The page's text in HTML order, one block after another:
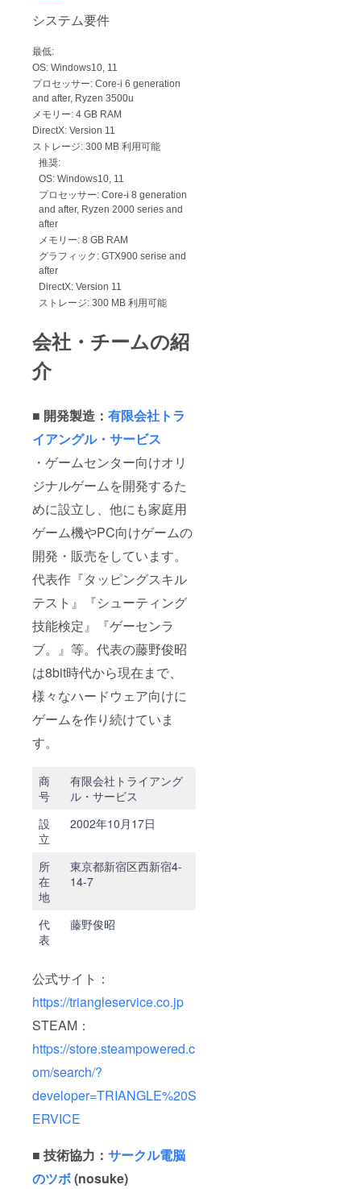
システム要件
最低:
OS: Windows10, 11
プロセッサー: Core-i 6 generation
and after, Ryzen 3500u
メモリー: 4 GB RAM
DirectX: Version 11
ストレージ: 300 MB 利用可能
推奨:
OS: Windows10, 11
プロセッサー: Core-i 8 generation
and after, Ryzen 2000 series and
after
メモリー: 8 GB RAM
グラフィック: GTX900 serise and
after
DirectX: Version 11
ストレージ: 300 MB 利用可能
会社・チームの紹
介
■ 開発製造： 有限会社トラ
イアングル・サービス
・ゲームセンター向けオリ
ジナルゲームを開発するた
めに設立し、他にも家庭用
ゲーム機やPC向けゲームの
開発・販売をしています。
代表作『タッピングスキル
テスト』『シューティング
技能検定』『ゲーセンラ
ブ。』等。代表の藤野俊昭
は8bit時代から現在まで、
様々なハードウェア向けに
ゲームを作り続けていま
す。
商
号
有限会社トライアング
ル・サービス
設
立
2002年10月17日
所
在
地
東京都新宿区西新宿4-
14-7
代
表
藤野俊昭
公式サイト：
https://triangleservice.co.jp
STEAM：
https://store.steampowered.c
om/search/?
developer=TRIANGLE%20S
ERVICE
■ 技術協力： サークル電脳
のツボ(nosuke)